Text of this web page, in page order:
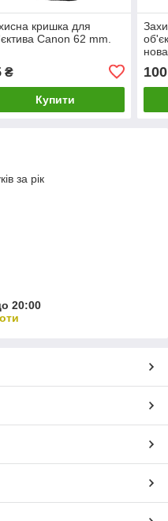
кришка для
Canon 62 mm.
₴
Купити
100
за рік
20:00